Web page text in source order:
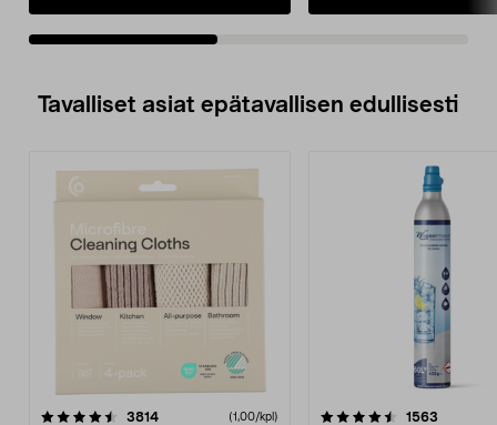
Tavalliset asiat epätavallisen edullisesti
3814arvostelut (1,00/kpl)
4.5viidestä
1563
4.5viidestä